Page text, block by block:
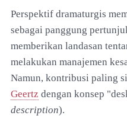
Perspektif dramaturgis
sebagai panggung
memberikan landasan
melakukan manajemen
Namun, kontribusi paling
Geertz dengan konsep
description).